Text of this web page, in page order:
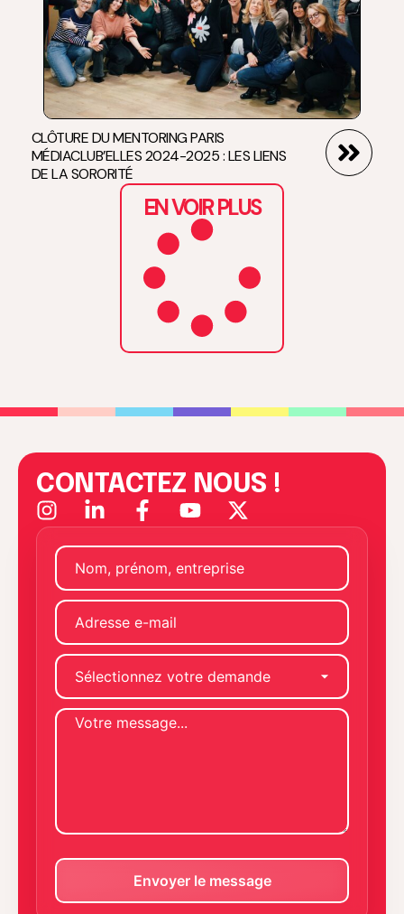
CLÔTURE DU MENTORING PARIS
MÉDIACLUB’ELLES 2024-2025 : LES LIENS
DE LA SORORITÉ
EN VOIR PLUS
CONTACTEZ NOUS !